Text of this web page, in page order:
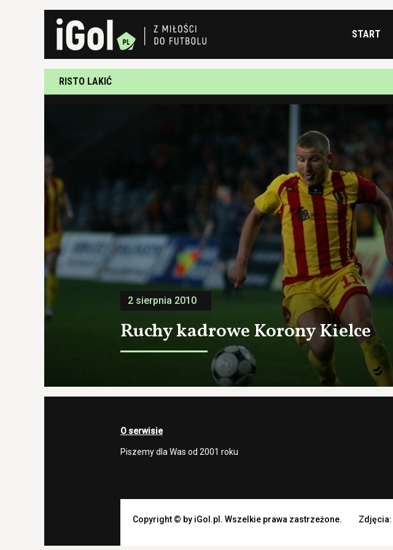
START
RISTO LAKIĆ
2 sierpnia 2010
Ruchy kadrowe Korony Kielce
O serwisie
Piszemy dla Was od 2001 roku
Copyright © by iGol.pl. Wszelkie prawa zastrzeżone. Zdjęcia: